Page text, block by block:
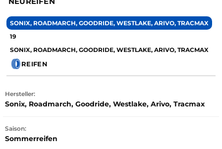
SONIX, ROADMARCH, GOODRIDE, WESTLAKE, ARIVO, TRACMAX
19
SONIX, ROADMARCH, GOODRIDE, WESTLAKE, ARIVO, TRACMAX
REIFEN
Hersteller:
Sonix, Roadmarch, Goodride, Westlake, Arivo, Tracmax
Saison:
Sommerreifen